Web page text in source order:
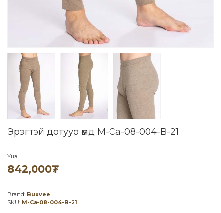
Эрэгтэй дотуур өмд M-Ca-08-004-B-21
Үнэ
842,000₮
Brand: Buuvee
SKU: M-Ca-08-004-B-21